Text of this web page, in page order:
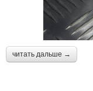
читать дальше →